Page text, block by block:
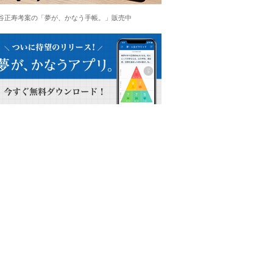
正寿考案の「夢が、かなう手帳。」販売中